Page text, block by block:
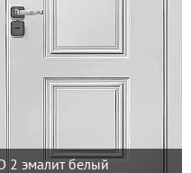
2 эмалит белый